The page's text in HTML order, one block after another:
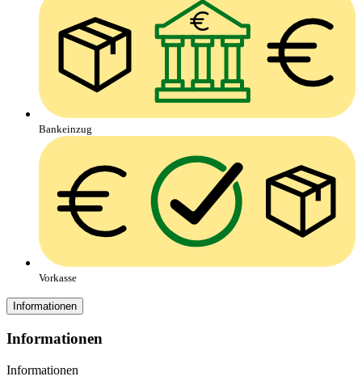
Bankeinzug
Vorkasse
Informationen
Informationen
Informationen